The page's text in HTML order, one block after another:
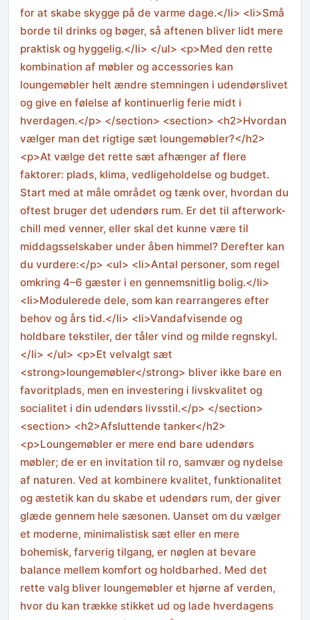
for at skabe skygge på de varme dage.</li> <li>Små
borde til drinks og bøger, så aftenen bliver lidt mere
praktisk og hyggelig.</li> </ul> <p>Med den rette
kombination af møbler og accessories kan
loungemøbler helt ændre stemningen i udendørslivet
og give en følelse af kontinuerlig ferie midt i
hverdagen.</p> </section> <section> <h2>Hvordan
vælger man det rigtige sæt loungemøbler?</h2>
<p>At vælge det rette sæt afhænger af flere
faktorer: plads, klima, vedligeholdelse og budget.
Start med at måle området og tænk over, hvordan du
oftest bruger det udendørs rum. Er det til afterwork-
chill med venner, eller skal det kunne være til
middagsselskaber under åben himmel? Derefter kan
du vurdere:</p> <ul> <li>Antal personer, som regel
omkring 4–6 gæster i en gennemsnitlig bolig.</li>
<li>Modulerede dele, som kan rearrangeres efter
behov og års tid.</li> <li>Vandafvisende og
holdbare tekstiler, der tåler vind og milde regnskyl.
</li> </ul> <p>Et velvalgt sæt
<strong>loungemøbler</strong> bliver ikke bare en
favoritplads, men en investering i livskvalitet og
socialitet i din udendørs livsstil.</p> </section>
<section> <h2>Afsluttende tanker</h2>
<p>Loungemøbler er mere end bare udendørs
møbler; de er en invitation til ro, samvær og nydelse
af naturen. Ved at kombinere kvalitet, funktionalitet
og æstetik kan du skabe et udendørs rum, der giver
glæde gennem hele sæsonen. Uanset om du vælger
et moderne, minimalistisk sæt eller en mere
bohemisk, farverig tilgang, er nøglen at bevare
balance mellem komfort og holdbarhed. Med det
rette valg bliver loungemøbler et hjørne af verden,
hvor du kan trække stikket ud og lade hverdagens